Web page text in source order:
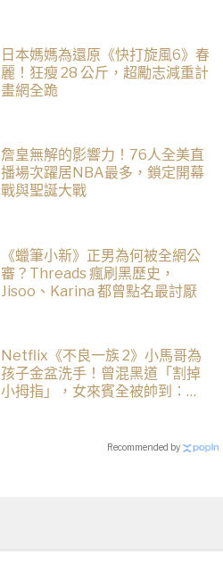
日本媽媽為還原《快打旋風6》春
麗！狂瘦 28 公斤，超勵志減重計
畫網全跪
詹皇無解的影響力！76人全美直
播場次躍居NBA最多，鎖定開幕
戰與聖誕大戰
《蠟筆小新》正男為何被全網公
審？Threads 瘋刷黑歷史，
Jisoo、Karina 都曾點名最討厭
Netflix《不良一族 2》小馬哥為
孩子金盆洗手！曾混黑道「割掉
小拇指」，女來賓全被帥到：超
Recommended by